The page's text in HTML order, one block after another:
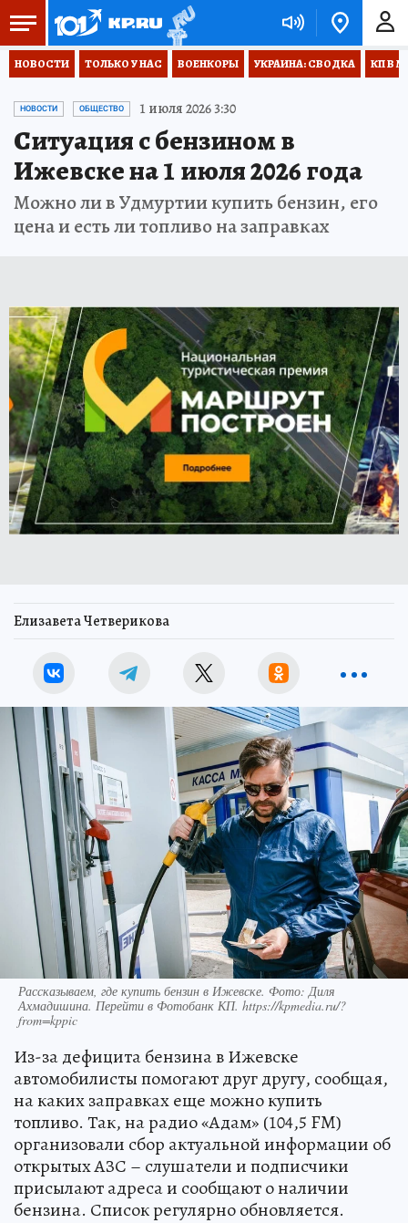
НОВОСТИ ТОЛЬКО У НАС ВОЕНКОРЫ УКРАИНА: СВОДКА КП В
НОВОСТИ ОБЩЕСТВО 1 июля 2026 3:30
Ситуация с бензином в
Ижевске на 1 июля 2026 года
Можно ли в Удмуртии купить бензин, его
цена и есть ли топливо на заправках
Елизавета Четверикова
Рассказываем, где купить бензин в Ижевске. Фото: Диля
Ахмадишина. Перейти в Фотобанк КП. https://kpmedia.ru/?
from=kppic
Из-за дефицита бензина в Ижевске
автомобилисты помогают друг другу, сообщая,
на каких заправках еще можно купить
топливо. Так, на радио «Адам» (104,5 FM)
организовали сбор актуальной информации об
открытых АЗС – слушатели и подписчики
присылают адреса и сообщают о наличии
бензина. Список регулярно обновляется.